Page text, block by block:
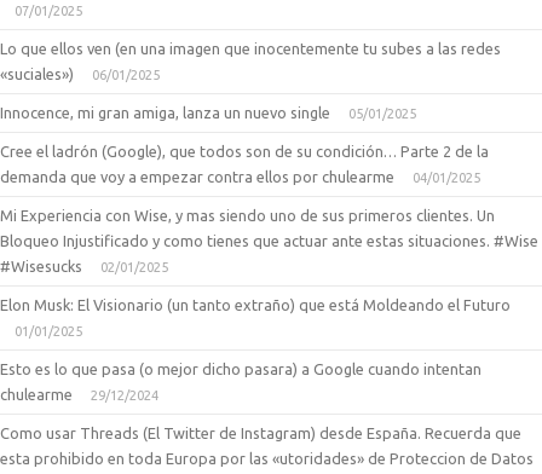
07/01/2025
Lo que ellos ven (en una imagen que inocentemente tu subes a las redes
«suciales»)
06/01/2025
Innocence, mi gran amiga, lanza un nuevo single 05/01/2025
Cree el ladrón (Google), que todos son de su condición… Parte 2 de la
demanda que voy a empezar contra ellos por chulearme
04/01/2025
Mi Experiencia con Wise, y mas siendo uno de sus primeros clientes. Un
Bloqueo Injustificado y como tienes que actuar ante estas situaciones. #Wise
#Wisesucks
02/01/2025
Elon Musk: El Visionario (un tanto extraño) que está Moldeando el Futuro
01/01/2025
Esto es lo que pasa (o mejor dicho pasara) a Google cuando intentan
chulearme
29/12/2024
Como usar Threads (El Twitter de Instagram) desde España. Recuerda que
esta prohibido en toda Europa por las «utoridades» de Proteccion de Datos